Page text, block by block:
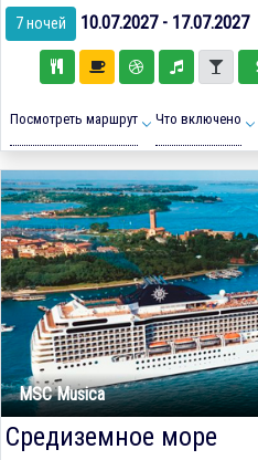
7 ночей 10.07.2027 - 17.07.2027
Посмотреть маршрут Что включено
MSC Musica
Средиземное море